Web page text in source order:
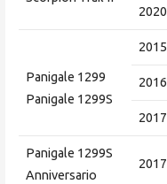
2020
Panigale 1299
Panigale 1299S
2015
2016
2017
Panigale 1299S
Anniversario
2017